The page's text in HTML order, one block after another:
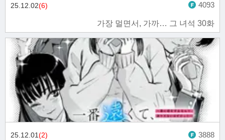
가장 멀면서, 가까… 그 녀석 30화
25.12.02(6) 4093
25.12.01(2) 3888